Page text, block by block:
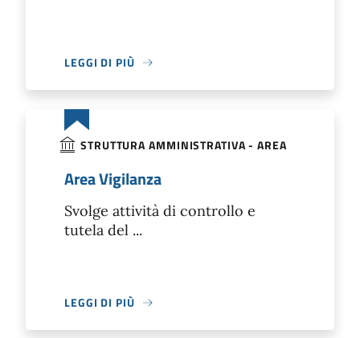
LEGGI DI PIÙ
STRUTTURA AMMINISTRATIVA - AREA
Area Vigilanza
Svolge attività di controllo e
tutela del ...
LEGGI DI PIÙ